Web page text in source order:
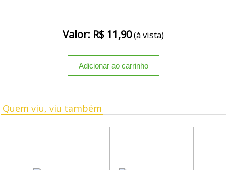
Valor: R$ 11,90(à vista)
Quem viu, viu também